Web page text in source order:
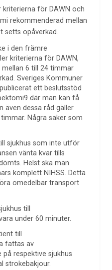
för DAWN och
rekommenderad mellan
setts opåverkad.
i den främre
kriterierna för DAWN,
6 till 24 timmar
Sveriges Kommuner
ett beslutsstöd
där man kan få
även dessa råd gäller
Några saker som
sjukhus som inte utför
vänta kvar tills
Helst ska man
komplett NIHSS. Detta
omedelbar transport
till
under 60 minuter.
till
fattas av
respektive sjukhus
strokebakjour.